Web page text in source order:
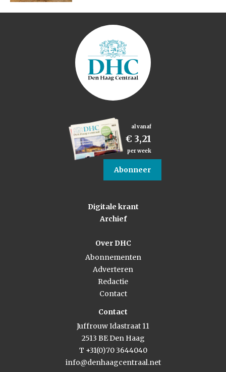
al vanaf
€ 3,21
per week
Abonneer
Digitale krant
Archief
Over DHC
Abonnementen
Adverteren
Redactie
Contact
Contact
Juffrouw Idastraat 11
2513 BE Den Haag
T +31(0)70 3644040
info@denhaagcentraal.net